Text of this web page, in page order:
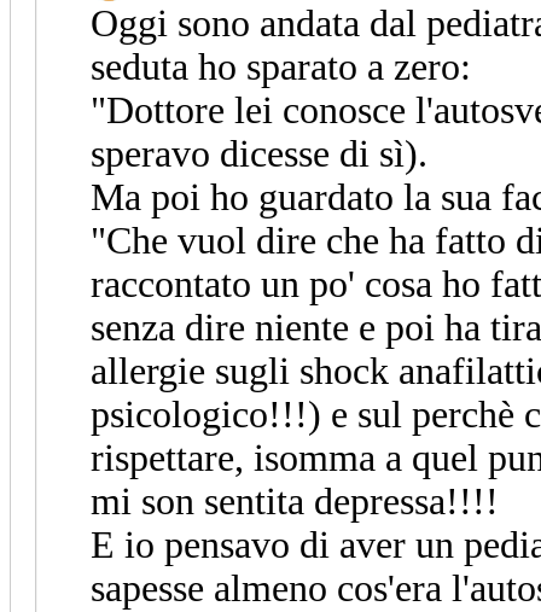
Oggi sono andata dal
seduta ho sparato a zero:
"Dottore lei conosce
speravo dicesse di sì).
Ma poi ho guardato la sua
"Che vuol dire che ha fatto
raccontato un po' cosa ho
senza dire niente e poi ha
allergie sugli shock
psicologico!!!) e sul perchè
rispettare, isomma a quel
mi son sentita depressa!!!!
E io pensavo di aver un
sapesse almeno cos'era